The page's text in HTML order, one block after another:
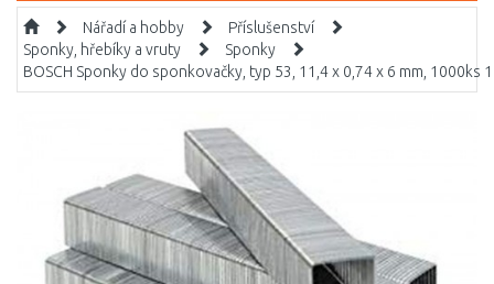
Nářadí a hobby
Příslušenství
Sponky, hřebíky a vruty
Sponky
BOSCH Sponky do sponkovačky, typ 53, 11,4 x 0,74 x 6 mm, 1000ks